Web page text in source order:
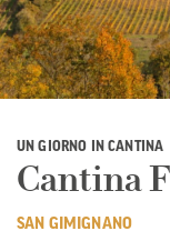
UN GIORNO IN CANTINA
Cantina
SAN GIMIGNANO